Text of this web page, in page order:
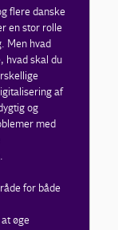
flere danske
en stor rolle
Men hvad
hvad skal du
af
og
med
for både
øge